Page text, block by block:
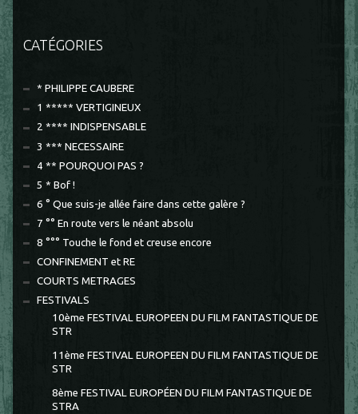
CATÉGORIES
* PHILIPPE CAUBERE
1 ***** VERTIGINEUX
2 **** INDISPENSABLE
3 *** NECESSAIRE
4 ** POURQUOI PAS ?
5 * Bof !
6 ° Que suis-je allée faire dans cette galère ?
7 °° En route vers le néant absolu
8 °°° Touche le fond et creuse encore
CONFINEMENT et RE
COURTS METRAGES
FESTIVALS
10ème FESTIVAL EUROPEEN DU FILM FANTASTIQUE DE
STR
11ème FESTIVAL EUROPEEN DU FILM FANTASTIQUE DE
STR
8ème FESTIVAL EUROPÉEN DU FILM FANTASTIQUE DE
STRA